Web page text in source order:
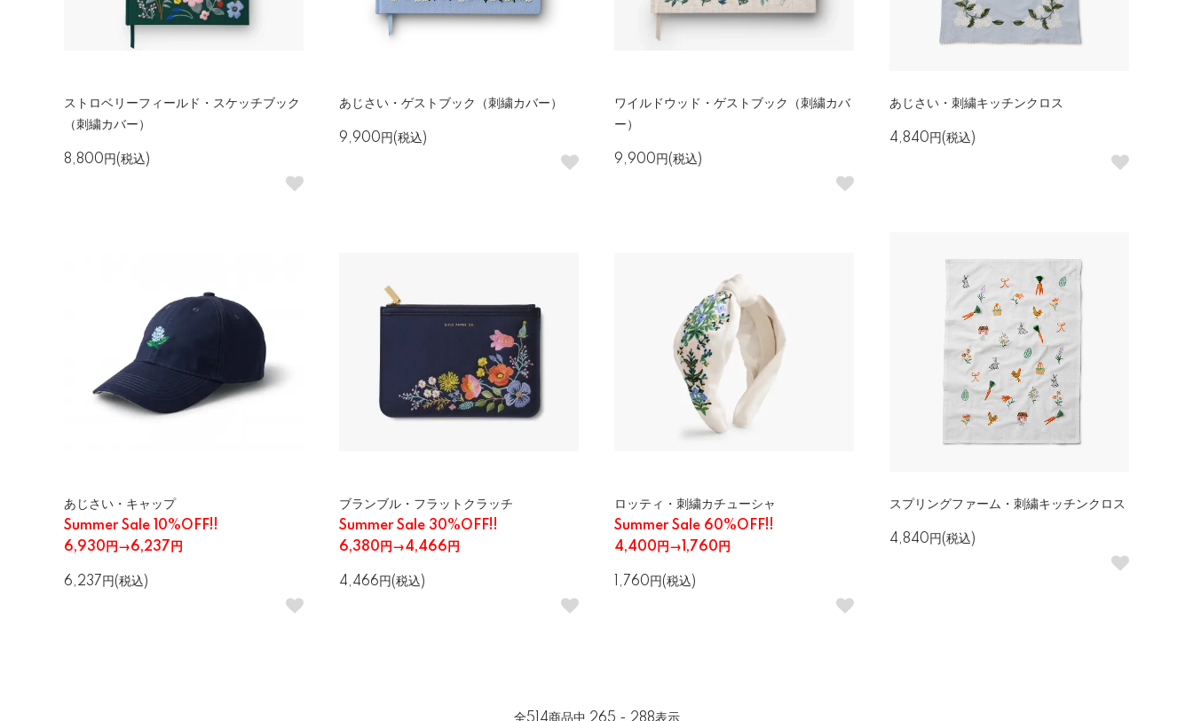
ストロベリーフィールド・スケッチブック
（刺繍カバー）
8,800円(税込)
あじさい・ゲストブック（刺繍カバー）
9,900円(税込)
ワイルドウッド・ゲストブック（刺繍カバ
ー）
9,900円(税込)
あじさい・刺繍キッチンクロス
4,840円(税込)
あじさい・キャップ
Summer Sale 10%OFF!!
6,930円→6,237円
6,237円(税込)
ブランブル・フラットクラッチ
Summer Sale 30%OFF!!
6,380円→4,466円
4,466円(税込)
ロッティ・刺繍カチューシャ
Summer Sale 60%OFF!!
4,400円→1,760円
1,760円(税込)
スプリングファーム・刺繍キッチンクロス
4,840円(税込)